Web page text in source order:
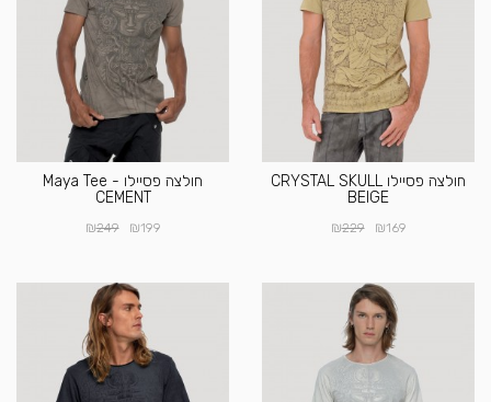
חולצה פסיילו CRYSTAL SKULL
BEIGE
₪169
₪229
חולצה פסיילו Maya Tee -
CEMENT
₪199
₪249